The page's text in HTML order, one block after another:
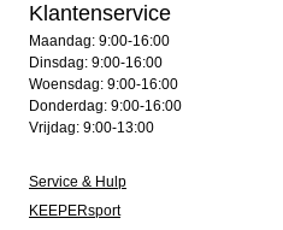
Klantenservice
Maandag: 9:00-16:00
Dinsdag: 9:00-16:00
Woensdag: 9:00-16:00
Donderdag: 9:00-16:00
Vrijdag: 9:00-13:00
Service & Hulp
KEEPERsport